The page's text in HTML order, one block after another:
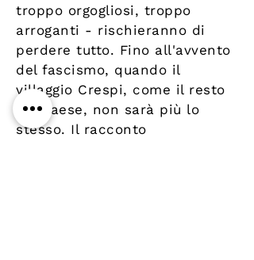
troppo orgogliosi, troppo
arroganti - rischieranno di
perdere tutto. Fino all'avvento
del fascismo, quando il
villaggio Crespi, come il resto
del Paese, non sarà più lo
stesso. Il racconto